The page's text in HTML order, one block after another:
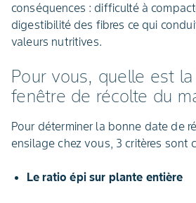
conséquences : difficulté à
digestibilité des fibres ce qui
valeurs nutritives.
Pour vous, quelle est
fenêtre de récolte du
Pour déterminer la bonne date de
ensilage chez vous, 3 critères sont
Le ratio épi sur plante entière